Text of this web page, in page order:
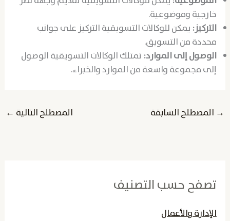
خارجية وموضوعية.
التركيز: يمكن للوكالات التسويقية التركيز على جوانب
محددة من التسويق.
الوصول إلى الموارد: تمتلك الوكالات التسويقية الوصول
إلى مجموعة واسعة من الموارد والخبراء.
→ المصطلح السابقة المصطلح التالية ←
تصفح حسب التصنيف
الإدارة والأعمال